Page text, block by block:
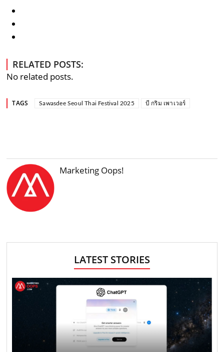
RELATED POSTS:
No related posts.
TAGS Sawasdee Seoul Thai Festival 2025 บี กริม เพาเวอร์
Marketing Oops!
LATEST STORIES